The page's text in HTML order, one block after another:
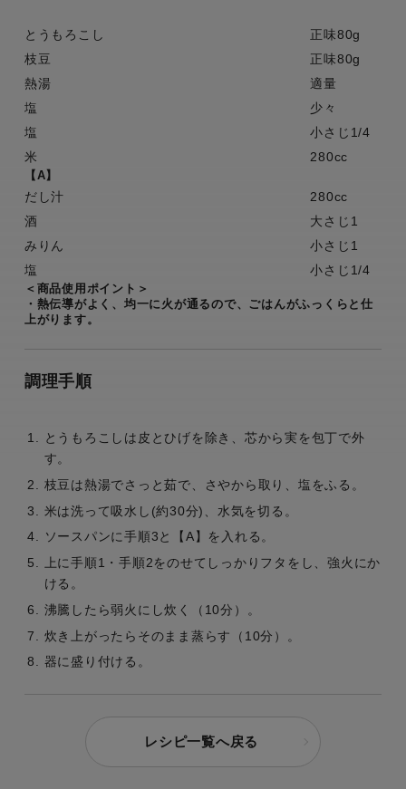
とうもろこし
正味80g
枝豆
正味80g
熱湯
適量
塩
少々
塩
小さじ1/4
米
280cc
【A】
だし汁
280cc
酒
大さじ1
みりん
小さじ1
塩
小さじ1/4
＜商品使用ポイント＞
・熱伝導がよく、均一に火が通るので、ごはんがふっくらと仕
上がります。
調理手順
とうもろこしは皮とひげを除き、芯から実を包丁で外
す。
枝豆は熱湯でさっと茹で、さやから取り、塩をふる。
米は洗って吸水し(約30分)、水気を切る。
ソースパンに手順3と【A】を入れる。
上に手順1・手順2をのせてしっかりフタをし、強火にか
ける。
沸騰したら弱火にし炊く（10分）。
炊き上がったらそのまま蒸らす（10分）。
器に盛り付ける。
レシピ一覧へ戻る